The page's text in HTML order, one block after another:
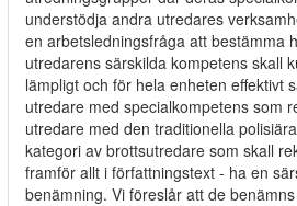
understödja andra utredares
en arbetsledningsfråga att bestämma
utredarens särskilda kompetens skall
lämpligt och för hela enheten effektivt
utredare med specialkompetens som
utredare med den traditionella
kategori av brottsutredare som skall
framför allt i författningstext - ha en
benämning. Vi föreslår att de